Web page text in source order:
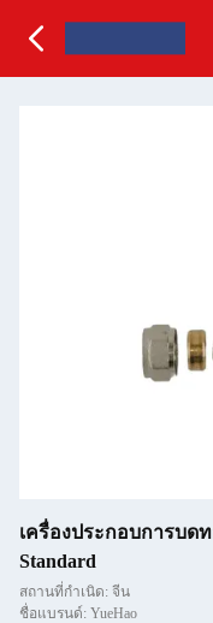
เครื่องประกอบการบด
Standard
สถานที่กำเนิด: จีน
ชื่อแบรนด์: YueHao